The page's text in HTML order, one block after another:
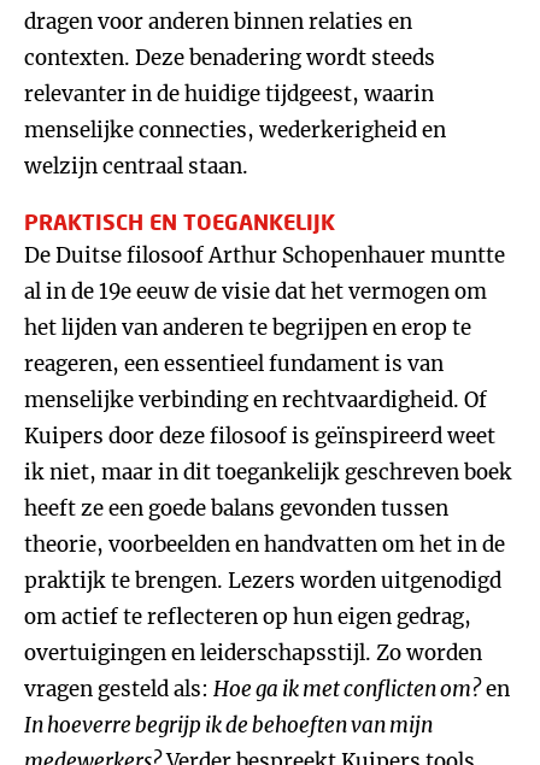
dragen voor anderen binnen relaties en
contexten. Deze benadering wordt steeds
relevanter in de huidige tijdgeest, waarin
menselijke connecties, wederkerigheid en
welzijn centraal staan.
PRAKTISCH EN TOEGANKELIJK
De Duitse filosoof Arthur Schopenhauer muntte
al in de 19e eeuw de visie dat het vermogen om
het lijden van anderen te begrijpen en erop te
reageren, een essentieel fundament is van
menselijke verbinding en rechtvaardigheid. Of
Kuipers door deze filosoof is geïnspireerd weet
ik niet, maar in dit toegankelijk geschreven boek
heeft ze een goede balans gevonden tussen
theorie, voorbeelden en handvatten om het in de
praktijk te brengen. Lezers worden uitgenodigd
om actief te reflecteren op hun eigen gedrag,
overtuigingen en leiderschapsstijl. Zo worden
vragen gesteld als: Hoe ga ik met conflicten om?en
In hoeverre begrijp ik de behoeften van mijn